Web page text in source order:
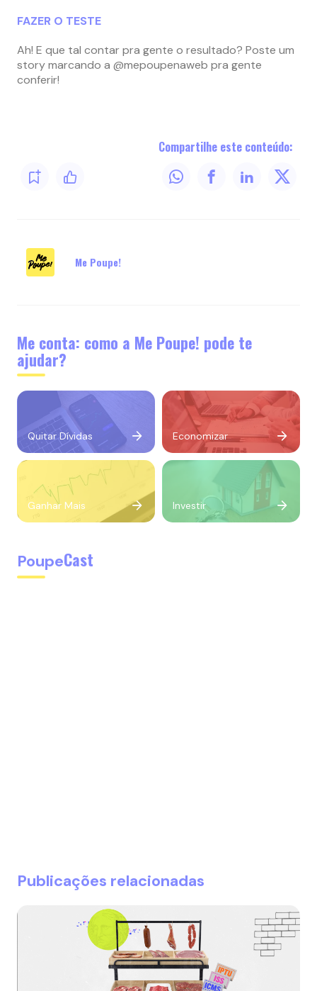
FAZER O TESTE
Ah! E que tal contar pra gente o resultado? Poste um
story marcando a @mepoupenaweb pra gente
conferir!
Compartilhe este conteúdo:
Me Poupe!
Me conta: como a Me Poupe! pode te
ajudar?
Quitar Dívidas Economizar
Ganhar Mais Investir
PoupeCast
Publicações relacionadas